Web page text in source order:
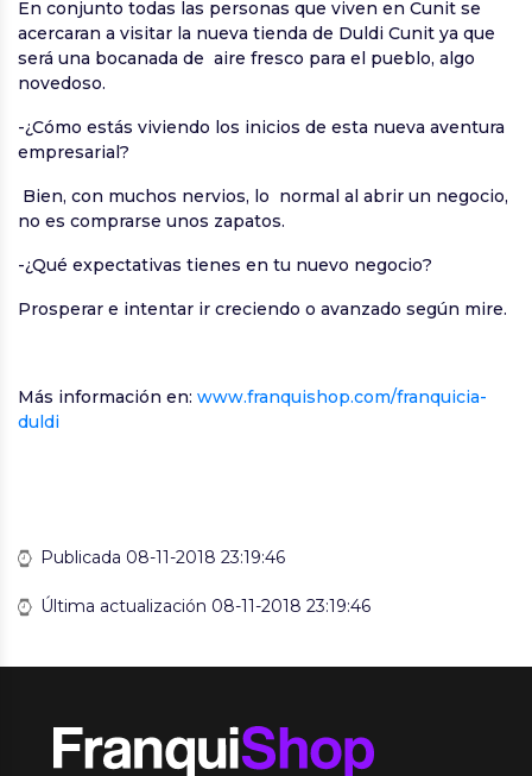
En conjunto todas las personas que viven en Cunit se
acercaran a visitar la nueva tienda de Duldi Cunit ya que
será una bocanada de aire fresco para el pueblo, algo
novedoso.
-¿Cómo estás viviendo los inicios de esta nueva aventura
empresarial?
Bien, con muchos nervios, lo normal al abrir un negocio,
no es comprarse unos zapatos.
-¿Qué expectativas tienes en tu nuevo negocio?
Prosperar e intentar ir creciendo o avanzado según mire.
Más información en: www.franquishop.com/franquicia-
duldi
Publicada 08-11-2018 23:19:46
Última actualización 08-11-2018 23:19:46